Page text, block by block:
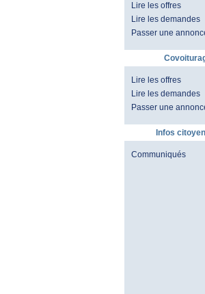
Lire les offres
Lire les demandes
Passer une
Lire les offres
Lire les demandes
Passer une
Infos
Communiqués